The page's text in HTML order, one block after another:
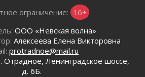
ограничение: 16+
ООО «Невская волна»
Алексеева Елена Викторовна
protradnoe@mail.ru
Отрадное, Ленинградское шоссе,
д. 6Б.